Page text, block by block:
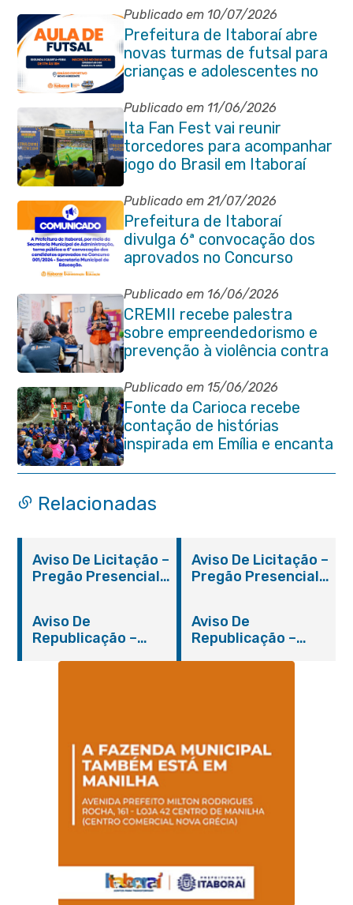
Publicado em 10/07/2026
Prefeitura de Itaboraí abre
novas turmas de futsal para
crianças e adolescentes no
Novo Horizonte
Publicado em 11/06/2026
Ita Fan Fest vai reunir
torcedores para acompanhar
jogo do Brasil em Itaboraí
Publicado em 21/07/2026
Prefeitura de Itaboraí
divulga 6ª convocação dos
aprovados no Concurso
Educação
Publicado em 16/06/2026
CREMII recebe palestra
sobre empreendedorismo e
prevenção à violência contra
a pessoa idosa
Publicado em 15/06/2026
Fonte da Carioca recebe
contação de histórias
inspirada em Emília e encanta
crianças da rede pública de
Itaboraí
Relacionadas
Aviso De Licitação –
Pregão Presencial
Aviso De Licitação –
Pregão Presencial
Aviso De
Republicação –
Aviso De
Republicação –